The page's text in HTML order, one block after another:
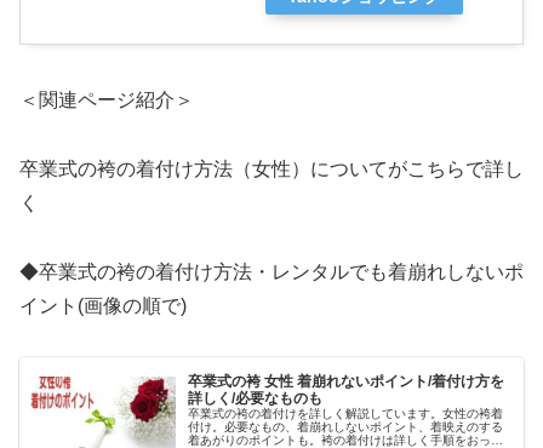
＜関連ページ紹介＞
卒業式の袴の着付け方法（女性）についてがこちらで詳し
く
◆卒業式の袴の着付け方法・レンタルでも着崩れしないポ
イント(画像の順で)
卒業式の袴 女性 着崩れないポイント/着付け方を
詳しく/必要なものも
卒業式の袴の着付けを詳しく解説しています。女性の袴着
付け。必要なもの、着崩れしないポイント、着映えのする
着あがりのポイントも。袴の着付けは詳しく手順をおって